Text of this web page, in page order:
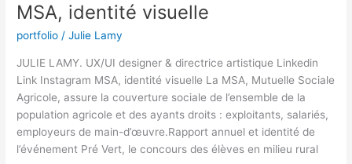
MSA, identité visuelle
portfolio /Julie Lamy
JULIE LAMY. UX/UI designer & directrice artistique Linkedin
Link Instagram MSA, identité visuelle​ La MSA, Mutuelle Sociale
Agricole, assure la couverture sociale de l’ensemble de la
population agricole et des ayants droits : exploitants, salariés,
employeurs de main-d’œuvre.Rapport annuel et identité de
l’événement Pré Vert, le concours des élèves en milieu rural